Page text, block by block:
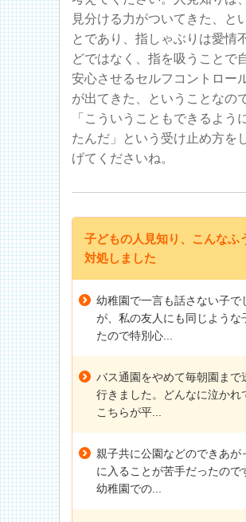
見分ける力がついてきた、と
とであり、指しゃぶりは愛情
どではなく、指を吸うことで
安心させるセルフコントロー
が出てきた、ということなの
「こういうこともできるよう
たんだ」という受け止め方を
げてくださいね。
子どもの人見知り、こんなふ
対処しました
幼稚園で一言も話さない子で
が、私の友人にも同じような
たので特別心...
バス通園をやめて毎朝園まで
行きました。どんなに泣かれ
こちらが平...
親子共に公園などのできあが
に入ることが苦手だったので
幼稚園での...